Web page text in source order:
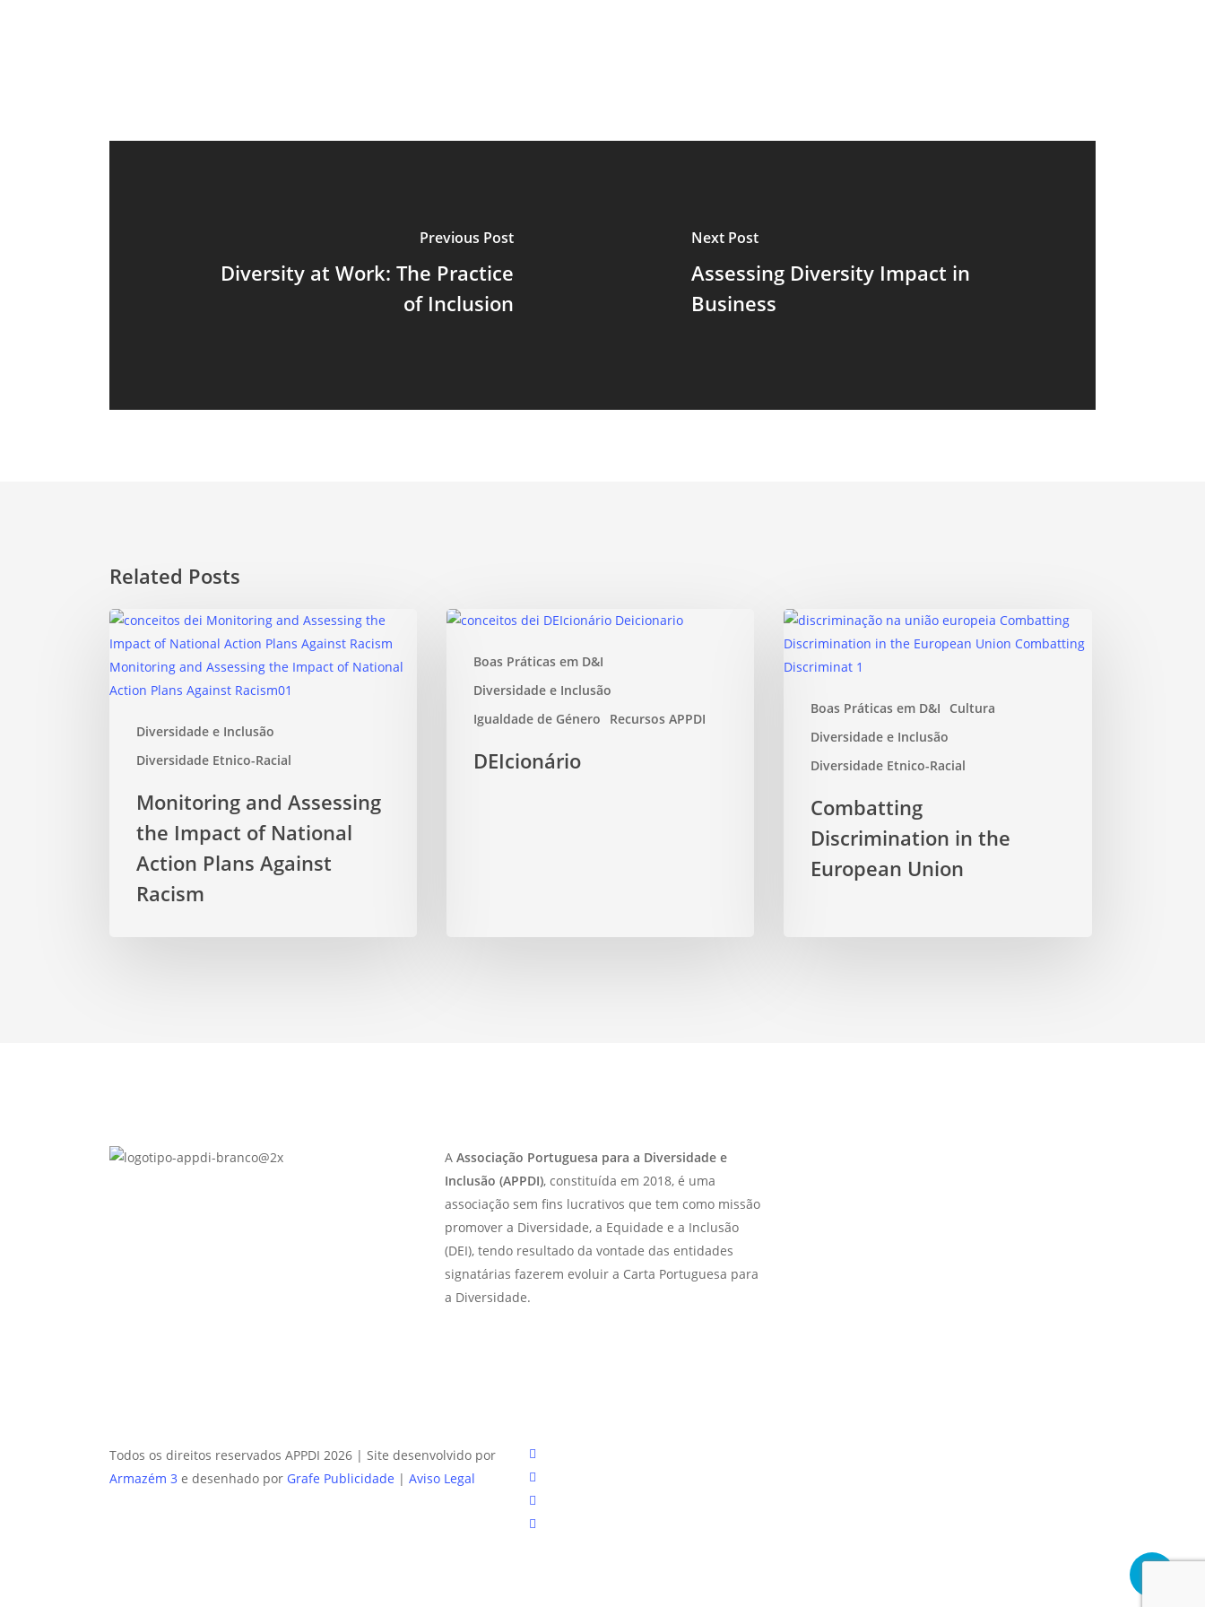
Previous Post
Diversity at Work: The Practice
of Inclusion
Next Post
Assessing Diversity Impact in
Business
Related Posts
Diversidade e Inclusão
Diversidade Etnico-Racial
Monitoring and Assessing
the Impact of National
Action Plans Against
Racism
Boas Práticas em D&I
Diversidade e Inclusão
Igualdade de Género
Recursos APPDI
DEIcionário
Boas Práticas em D&I
Cultura
Diversidade e Inclusão
Diversidade Etnico-Racial
Combatting
Discrimination in the
European Union
A Associação Portuguesa para a Diversidade e
Inclusão (APPDI), constituída em 2018, é uma
associação sem fins lucrativos que tem como missão
promover a Diversidade, a Equidade e a Inclusão
(DEI), tendo resultado da vontade das entidades
signatárias fazerem evoluir a Carta Portuguesa para
a Diversidade.
Todos os direitos reservados APPDI 2026 | Site desenvolvido por
Armazém 3 e desenhado por Grafe Publicidade | Aviso Legal
facebook
linkedin
youtube
instagram